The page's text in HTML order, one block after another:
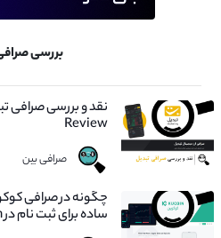
بررسی
Review
صرافی بین
ساده برای ثبت نام در Kucoin